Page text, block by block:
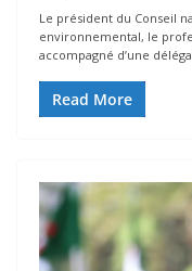
Le président du Conseil
environnemental, le
accompagné d’une
Read More